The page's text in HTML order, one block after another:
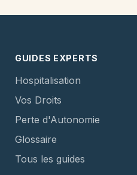
GUIDES EXPERTS
Hospitalisation
Vos Droits
Perte d'Autonomie
Glossaire
Tous les guides